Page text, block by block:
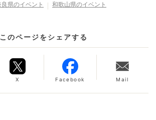
良県のイベント 和歌山県のイベント
このページをシェアする
X Facebook Mail